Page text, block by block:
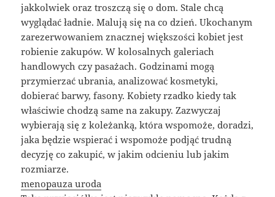
jakkolwiek oraz troszczą się o dom. Stale chcą
wyglądać ładnie. Malują się na co dzień. Ukochanym
zarezerwowaniem znacznej większości kobiet jest
robienie zakupów. W kolosalnych galeriach
handlowych czy pasażach. Godzinami mogą
przymierzać ubrania, analizować kosmetyki,
dobierać barwy, fasony. Kobiety rzadko kiedy tak
właściwie chodzą same na zakupy. Zazwyczaj
wybierają się z koleżanką, która wspomoże, doradzi,
jaka będzie wspierać i wspomoże podjąć trudną
decyzję co zakupić, w jakim odcieniu lub jakim
rozmiarze.
menopauza uroda